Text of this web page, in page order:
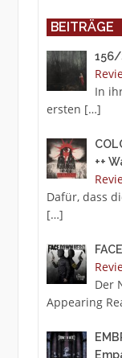
BEITRÄGE
156/
In
ersten […]
++
Dafür, dass
[…]
Der
Appearing